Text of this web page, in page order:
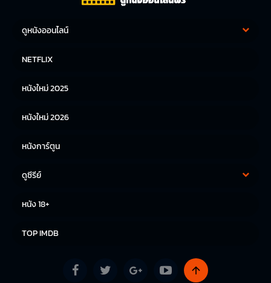
ดูหนังออนไลน์
หนังญี่ปุ่น
NETFLIX
หนังใหม่ 2025
หนังใหม่ 2026
หนังการ์ตูน
ดูซีรีย์
หนัง 18+
TOP IMDB